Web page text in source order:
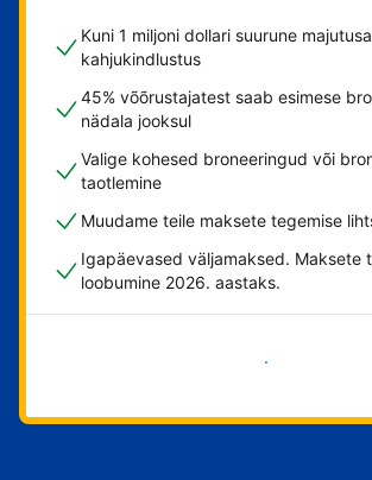
Kuni 1 miljoni dollari suurune
kahjukindlustus
45% võõrustajatest saab esimese
nädala jooksul
Valige kohesed broneeringud või
taotlemine
Muudame teile maksete tegemise
Igapäevased väljamaksed. Maksete
loobumine 2026. aastaks.
Alusta kohe